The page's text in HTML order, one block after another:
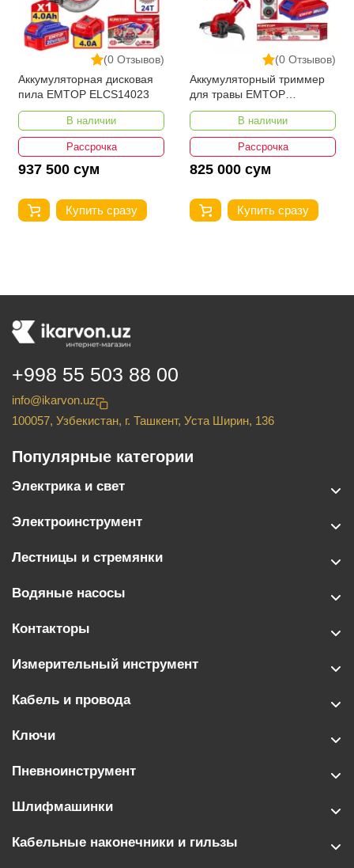
(0 Отзывов)
Аккумуляторная дисковая
пила EMTOP ELCS14023
В наличии
Рассрочка
937 500 сум
Купить сразу
(0 Отзывов)
Аккумуляторный триммер
для травы EMTOP
ELGT203285
В наличии
Рассрочка
825 000 сум
Купить сразу
+998 55 503 88 00
info@ikarvon.uz
100057, Узбекистан, г. Ташкент, Уста Ширин, 136
Популярные категории
Электрика и свет
Электроинструмент
Лестницы и стремянки
Водяные насосы
Контакторы
Измерительный инструмент
Кабель и провода
Ключи
Пневноинструмент
Шлифмашинки
Кабельные наконечники и гильзы